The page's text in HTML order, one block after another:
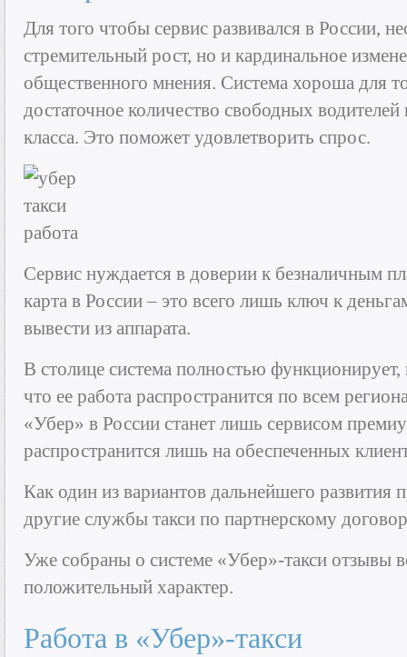
Для того чтобы сервис развивался в России,
стремительный рост, но и кардинальное
общественного мнения. Система хороша для
достаточное количество свободных
класса. Это поможет удовлетворить спрос.
Сервис нуждается в доверии к безналичным
карта в России – это всего лишь ключ к
вывести из аппарата.
В столице система полностью функционирует,
что ее работа распространится по всем
«Убер» в России станет лишь сервисом
распространится лишь на обеспеченных
Как один из вариантов дальнейшего развития
другие службы такси по партнерскому
Уже собраны о системе «Убер»-такси отзывы
положительный характер.
Работа в «Убер»-такси